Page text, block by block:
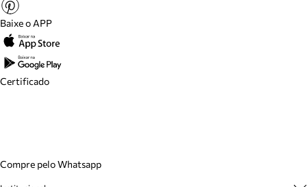
Baixe o APP
Certificado
Compre pelo Whatsapp